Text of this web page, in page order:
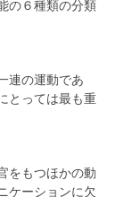
６種類の分類
連の運動であ
とっては最も重
をもつほかの動
ケーションに欠